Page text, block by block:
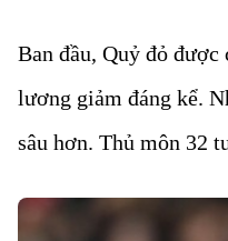
Ban đầu, Quỷ đỏ
lương giảm đáng kể.
sâu hơn. Thủ môn 32